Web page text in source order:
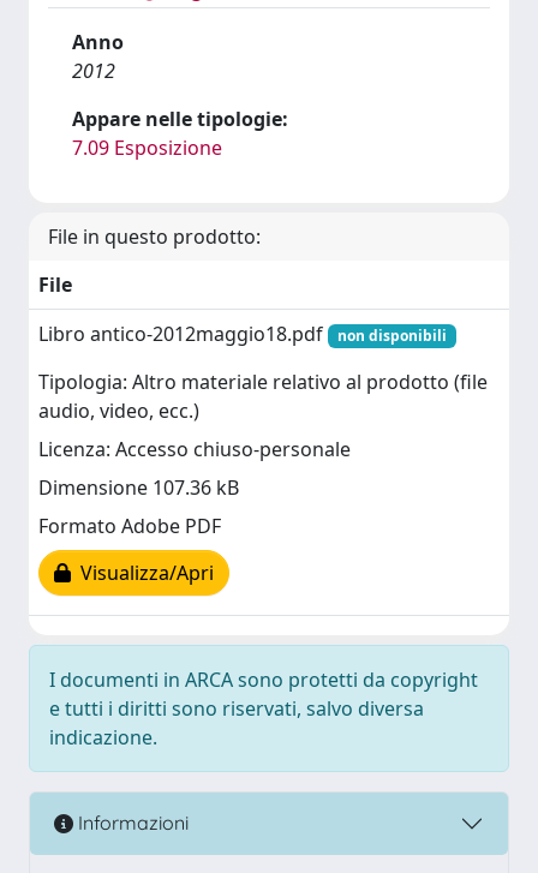
Anno
2012
Appare nelle tipologie:
7.09 Esposizione
File in questo prodotto:
File
Libro antico-2012maggio18.pdf
non disponibili
Tipologia: Altro materiale relativo al prodotto (file
audio, video, ecc.)
Licenza: Accesso chiuso-personale
Dimensione 107.36 kB
Formato Adobe PDF
Visualizza/Apri
I documenti in ARCA sono protetti da copyright
e tutti i diritti sono riservati, salvo diversa
indicazione.
Informazioni